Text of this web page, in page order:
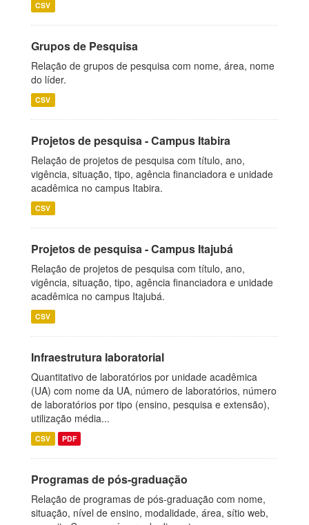
CSV
Grupos de Pesquisa
Relação de grupos de pesquisa com nome, área, nome
do líder.
CSV
Projetos de pesquisa - Campus Itabira
Relação de projetos de pesquisa com título, ano,
vigência, situação, tipo, agência financiadora e unidade
acadêmica no campus Itabira.
CSV
Projetos de pesquisa - Campus Itajubá
Relação de projetos de pesquisa com título, ano,
vigência, situação, tipo, agência financiadora e unidade
acadêmica no campus Itajubá.
CSV
Infraestrutura laboratorial
Quantitativo de laboratórios por unidade acadêmica
(UA) com nome da UA, número de laboratórios, número
de laboratórios por tipo (ensino, pesquisa e extensão),
utilização média...
CSV PDF
Programas de pós-graduação
Relação de programas de pós-graduação com nome,
situação, nível de ensino, modalidade, área, sítio web,